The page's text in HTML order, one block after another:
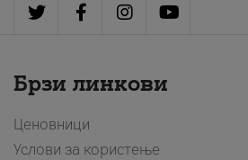
Брзи линкови
Ценовници
Услови за користење